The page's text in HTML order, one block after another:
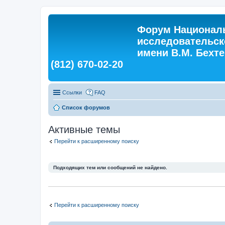
Форум
имени В.М.
(812) 670-02-20
Ссылки FAQ
Список форумов
Активные темы
Перейти к расширенному поиску
Подходящих тем или сообщений не найдено.
Перейти к расширенному поиску